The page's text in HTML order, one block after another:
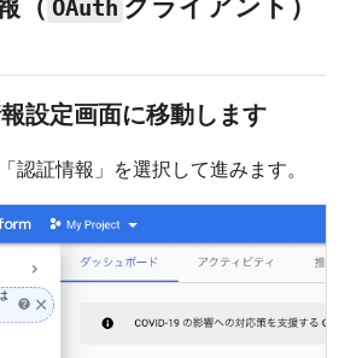
OAuth
設定画面に移動します
認証情報」を選択して進みます。